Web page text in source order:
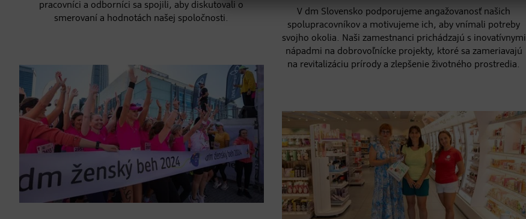
pracovníci a odborníci sa spojili, aby diskutovali o
smerovaní a hodnotách našej spoločnosti.
V dm Slovensko podporujeme angažovanosť našich
spolupracovníkov a motivujeme ich, aby vnímali potreby
svojho okolia. Naši zamestnanci prichádzajú s inovatívnymi
nápadmi na dobrovoľnícke projekty, ktoré sa zameriavajú
na revitalizáciu prírody a zlepšenie životného prostredia.